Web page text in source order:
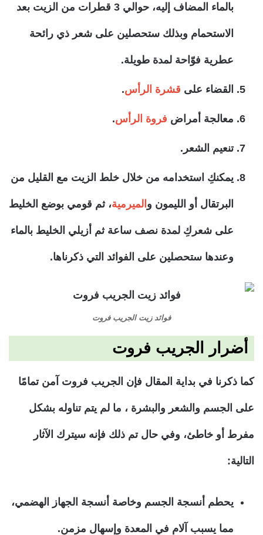
بالماء المضاف إليه، حوالي 3 قطرات من الزيت بعد
الاستحمام وبذلك ستحصلين على شعر ذي رائحة
عطرية فوّاحة لمدة طويلة.
القضاء على قشرة الرأس.
معالجة أمراض فروة الرأس.
تنعيم الشعر.
يمكنكِ استخدامه من خلال خلط الزيت مع القليل من
البرتقال أو الليمون و الميرمية، ثم قومي بوضع الخليط
على شعركِ لمدة نصف ساعة ثم أزيلي الخليط بالماء
وعندها ستحصلين على الفوائد التي ذكرناها.
فوائد زيت الجريب فروت
أضرار الجريب فروت
كما ذكرنا في بداية المقال فإن الجريب فروت آمن تمامًا
على الجسم والشعر والبشرة ، ما لم يتم تناوله بشكل
مفرط أو خاطئ، وفي حال تم ذلك فإنه سيترك الآثار
التالية:
يحطم أنسجة الجسم وخاصة أنسجة الجهاز الهضمي،
مما يسبب آلام في المعدة وإسهال مزمن.